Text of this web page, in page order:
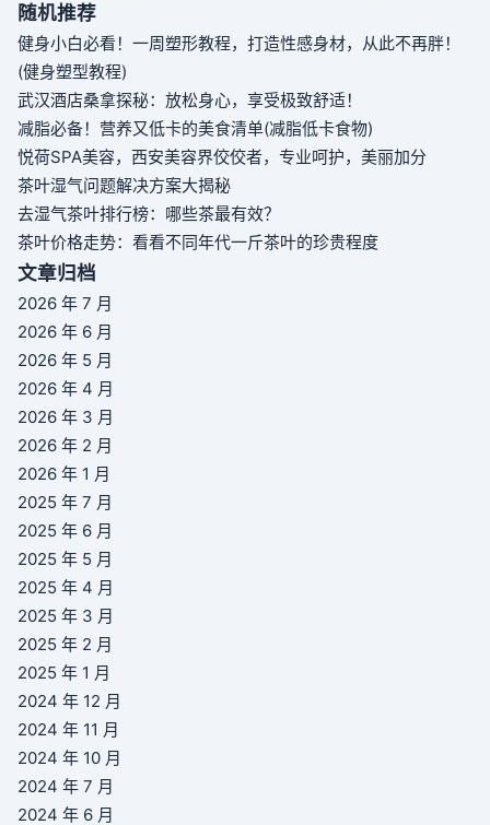
随机推荐
健身小白必看！一周塑形教程，打造性感身材，从此不再胖！
(健身塑型教程)
武汉酒店桑拿探秘：放松身心，享受极致舒适！
减脂必备！营养又低卡的美食清单(减脂低卡食物)
悦荷SPA美容，西安美容界佼佼者，专业呵护，美丽加分
茶叶湿气问题解决方案大揭秘
去湿气茶叶排行榜：哪些茶最有效？
茶叶价格走势：看看不同年代一斤茶叶的珍贵程度
文章归档
2026 年 7 月
2026 年 6 月
2026 年 5 月
2026 年 4 月
2026 年 3 月
2026 年 2 月
2026 年 1 月
2025 年 7 月
2025 年 6 月
2025 年 5 月
2025 年 4 月
2025 年 3 月
2025 年 2 月
2025 年 1 月
2024 年 12 月
2024 年 11 月
2024 年 10 月
2024 年 7 月
2024 年 6 月